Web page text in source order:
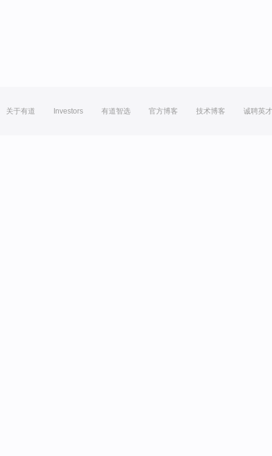
关于有道 Investors 有道智选 官方博客 技术博客 诚聘英才